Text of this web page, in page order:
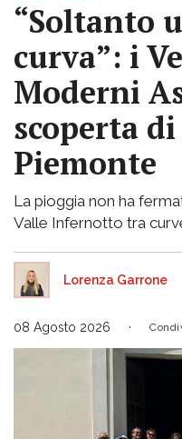
“Soltanto
curva”: i
Moderni
scoperta
Piemonte
La pioggia non ha
Valle Infernotto tra
Lorenza Garrone
08 Agosto 2026